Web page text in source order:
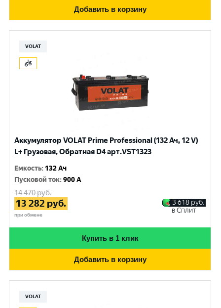
Добавить в корзину
VOLAT
Аккумулятор VOLAT Prime Professional (132 Ач, 12 V)
L+ Грузовая, Обратная D4 арт.VST1323
Емкость: 132 Ач
Пусковой ток:900 A
14 470руб.
13 282 руб.
при обмене
3 618 руб.
в Сплит
Купить в 1 клик
Добавить в корзину
VOLAT